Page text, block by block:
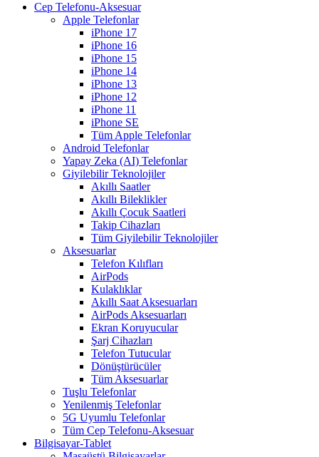
Cep Telefonu-Aksesuar
Apple Telefonlar
iPhone 17
iPhone 16
iPhone 15
iPhone 14
iPhone 13
iPhone 12
iPhone 11
iPhone SE
Tüm Apple Telefonlar
Android Telefonlar
Yapay Zeka (AI) Telefonlar
Giyilebilir Teknolojiler
Akıllı Saatler
Akıllı Bileklikler
Akıllı Çocuk Saatleri
Takip Cihazları
Tüm Giyilebilir Teknolojiler
Aksesuarlar
Telefon Kılıfları
AirPods
Kulaklıklar
Akıllı Saat Aksesuarları
AirPods Aksesuarları
Ekran Koruyucular
Şarj Cihazları
Telefon Tutucular
Dönüştürücüler
Tüm Aksesuarlar
Tuşlu Telefonlar
Yenilenmiş Telefonlar
5G Uyumlu Telefonlar
Tüm Cep Telefonu-Aksesuar
Bilgisayar-Tablet